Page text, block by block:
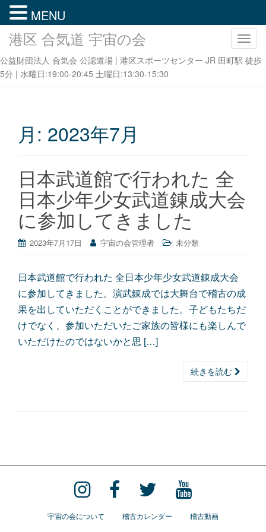
ナ
ビ
ゲ
港区 合気道 宇宙の会
公益財団法人 合気会 公認道場 | 港区スポーツセンター JR 田町駅 徒歩
5分 | 水曜日:19:00-20:45 土曜日:13:30-15:30
月: 2023年7月
日本武道館で行われた 全
日本少年少女武道錬成大会
に参加してきました
2023年7月17日 宇宙の会管理者 未分類
日本武道館で行われた 全日本少年少女武道錬成大会
に参加してきました。演武錬成では大舞台で稽古の成
果を出していただくことができました。子どもたちだ
けでなく、参加いただいたご家族の皆様にも楽しんで
いただけたのではないかと思 […]
続きを読む
宇宙の会について 稽古カレンダー 稽古動画
MENU